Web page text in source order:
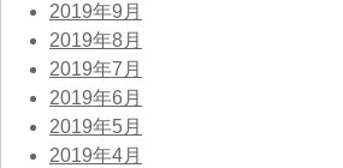
2019年9月
2019年8月
2019年7月
2019年6月
2019年5月
2019年4月